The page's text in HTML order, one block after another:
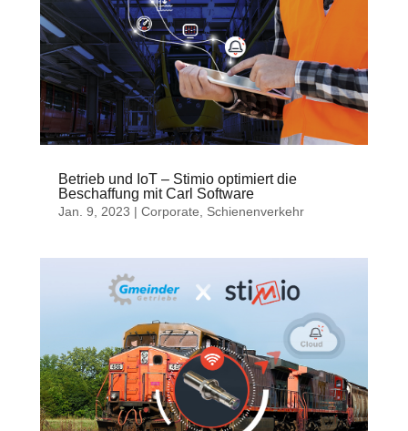
Betrieb und IoT – Stimio optimiert die
Beschaffung mit Carl Software
Jan. 9, 2023 | Corporate Schienenverkehr